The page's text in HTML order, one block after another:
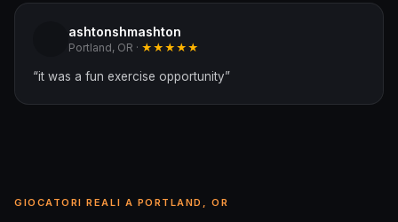
ashtonshmashton
Portland, OR · ★★★★★
“it was a fun exercise opportunity”
GIOCATORI REALI A PORTLAND, OR